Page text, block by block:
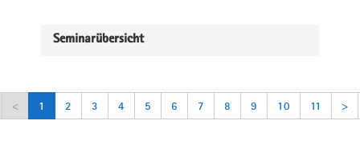
Seminarübersicht
< 1 2 3 4 5 6 7 8 9 10 11 >